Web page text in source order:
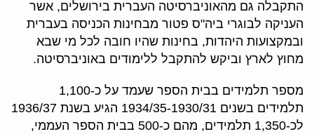
התקבלה גם מהאוניברסיטה העברית בירושלים, אשר
העניקה לבוגרי ביה"ס פטור מבחינות הכניסה בעברית
ובמקצועות היהדות, בחינות שהיו חובה לכל מי שבא
מחוץ לארץ וביקש להתקבל ללימודים באוניברסיטה.
מספר תלמידים בבית הספר שעמד על כ-1,100
תלמידים בשנים 1934/35-1930/31 הגיע בשנת 1936/37
לכ-1,350 תלמידים, מהם כ-500 בבית הספר העממי,